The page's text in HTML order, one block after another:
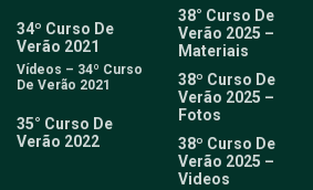
34º Curso De
Verão 2021
Vídeos – 34º Curso
De Verão 2021
35° Curso De
Verão 2022
38° Curso De
Verão 2025 –
Materiais
38º Curso De
Verão 2025 –
Fotos
38º Curso De
Verão 2025 –
Videos